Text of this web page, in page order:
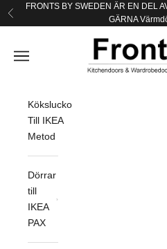
Hoppa till innehållet
Föregående
FRONTS BY SWEDEN ÄR EN DEL
GÄRNA
Fronts by Sweden
Öppna navigeringsmenyn
Köksluckor
Till IKEA
Metod
Dörrar
till
IKEA
PAX